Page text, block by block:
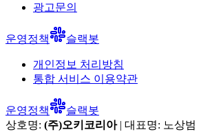
광고문의
운영정책 슬랙봇
개인정보 처리방침
통합 서비스 이용약관
운영정책
슬랙봇
상호명: (주)오키코리아| 대표명: 노상범